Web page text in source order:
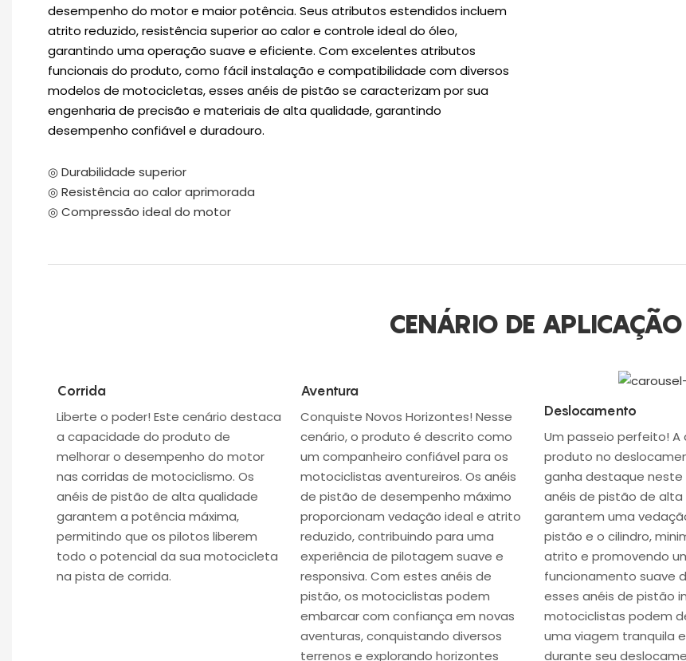
desempenho do motor e maior potência. Seus atributos estendidos incluem
atrito reduzido, resistência superior ao calor e controle ideal do óleo,
garantindo uma operação suave e eficiente. Com excelentes atributos
funcionais do produto, como fácil instalação e compatibilidade com diversos
modelos de motocicletas, esses anéis de pistão se caracterizam por sua
engenharia de precisão e materiais de alta qualidade, garantindo
desempenho confiável e duradouro.
◎ Durabilidade superior
◎ Resistência ao calor aprimorada
◎ Compressão ideal do motor
CENÁRIO DE APLICAÇÃO
Corrida
Liberte o poder! Este cenário destaca
a capacidade do produto de
melhorar o desempenho do motor
nas corridas de motociclismo. Os
anéis de pistão de alta qualidade
garantem a potência máxima,
permitindo que os pilotos liberem
todo o potencial da sua motocicleta
na pista de corrida.
Aventura
Conquiste Novos Horizontes! Nesse
cenário, o produto é descrito como
um companheiro confiável para os
motociclistas aventureiros. Os anéis
de pistão de desempenho máximo
proporcionam vedação ideal e atrito
reduzido, contribuindo para uma
experiência de pilotagem suave e
responsiva. Com estes anéis de
pistão, os motociclistas podem
embarcar com confiança em novas
aventuras, conquistando diversos
terrenos e explorando horizontes
Deslocamento
Um passeio perfeito! A
produto no
ganha destaque neste
anéis de pistão de alta
garantem uma
pistão e o cilindro,
atrito e promovendo
funcionamento suave
esses anéis de pistão
motociclistas podem
uma viagem tranquila
durante seu